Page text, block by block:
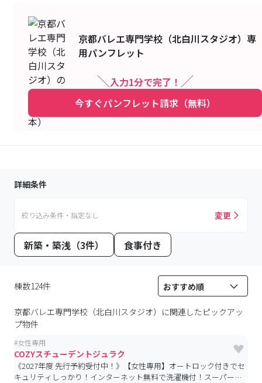
京都バレエ専門学校（北白川スタジオ） 専
用パンフレット
入力1分で完了！
今すぐパンフレット請求（無料）
詳細条件
絞り込み条件・指定なし 変更
新築・築浅（3件） 食事付き
棟数124件
京都バレエ専門学校（北白川スタジオ） に関連したピックアッ
プ物件
#女性専用
COZYスチューデントジュラク
《2027年度 先行予約受付中！》【女性専用】オートロック付きでセ
キュリティしっかり！インターネット無料で洗濯機付！スーパーま